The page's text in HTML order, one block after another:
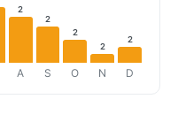
2
A
2
S
2
O
2
N
2
D